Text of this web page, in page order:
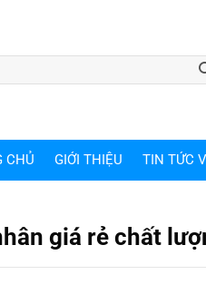
CHỦ GIỚI THIỆU TIN TỨC
giá rẻ chất